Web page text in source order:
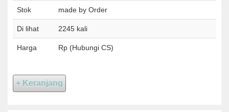
Stok made by Order
Di lihat 2245 kali
Harga Rp (Hubungi CS)